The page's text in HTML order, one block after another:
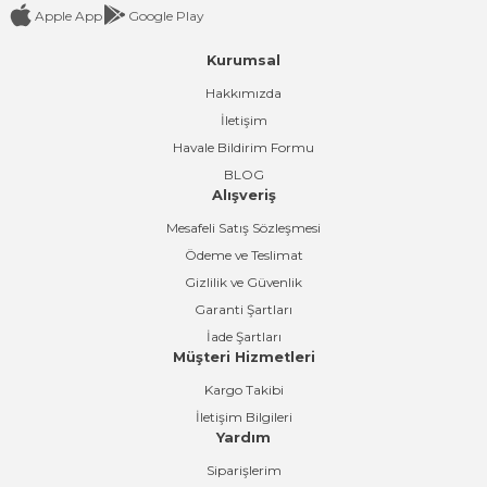
Apple App Google Play
Kurumsal
Hakkımızda
İletişim
Havale Bildirim Formu
BLOG
Alışveriş
Mesafeli Satış Sözleşmesi
Ödeme ve Teslimat
Gizlilik ve Güvenlik
Garanti Şartları
İade Şartları
Müşteri Hizmetleri
Kargo Takibi
İletişim Bilgileri
Yardım
Siparişlerim